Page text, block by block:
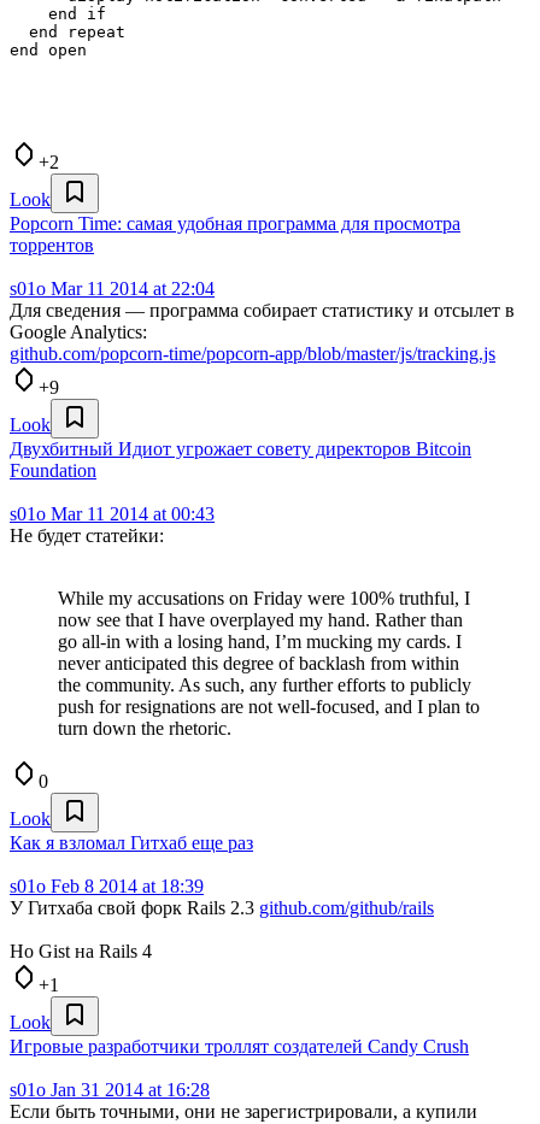
    end if
  end repeat
+2
Look
Popcorn Time: самая удобная программа для просмотра
торрентов
s01o Mar 11 2014 at 22:04
Для сведения — программа собирает статистику и отсылет в
Google Analytics:
github.com/popcorn-time/popcorn-app/blob/master/js/tracking.js
+9
Look
Двухбитный Идиот угрожает совету директоров Bitcoin
Foundation
s01o Mar 11 2014 at 00:43
Не будет статейки:
While my accusations on Friday were 100% truthful, I
now see that I have overplayed my hand. Rather than
go all-in with a losing hand, I’m mucking my cards. I
never anticipated this degree of backlash from within
the community. As such, any further efforts to publicly
push for resignations are not well-focused, and I plan to
turn down the rhetoric.
0
Look
Как я взломал Гитхаб еще раз
s01o Feb 8 2014 at 18:39
У Гитхаба свой форк Rails 2.3 github.com/github/rails
Но Gist на Rails 4
+1
Look
Игровые разработчики троллят создателей Candy Crush
s01o Jan 31 2014 at 16:28
Если быть точными, они не зарегистрировали, а купили